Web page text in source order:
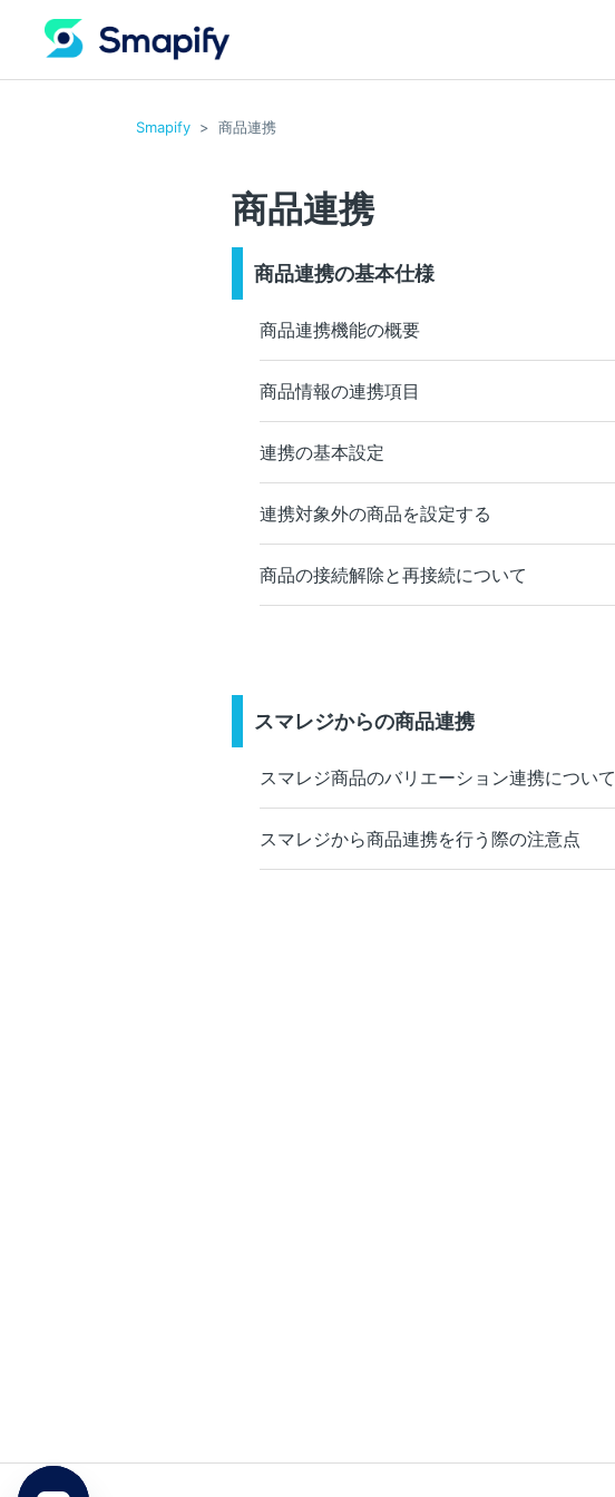
Smapify 商品連携
商品連携
商品連携の基本仕様
商品連携機能の概要
商品情報の連携項目
連携の基本設定
連携対象外の商品を設定する
商品の接続解除と再接続について
スマレジからの商品連携
スマレジ商品のバリエーション連携について
スマレジから商品連携を行う際の注意点